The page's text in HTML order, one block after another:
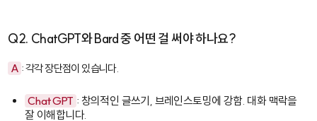
Q2. ChatGPT와 Bard 중 어떤 걸 써야 하나요?
A : 각각 장단점이 있습니다.
ChatGPT : 창의적인 글쓰기, 브레인스토밍에 강함. 대화 맥락을
잘 이해합니다.